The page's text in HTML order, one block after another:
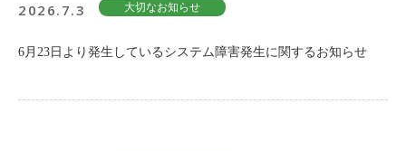
2026.7.3 大切なお知らせ
6月23日より発生しているシステム障害発生に関するお知らせ